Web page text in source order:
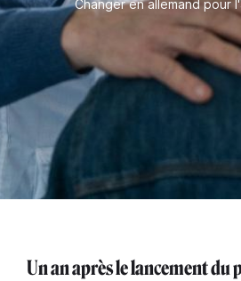
Changer en allemand pour
Un an après le lancement du